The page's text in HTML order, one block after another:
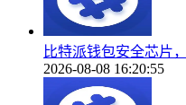
比特派钱包安全芯片
2026-08-08 16:20:55